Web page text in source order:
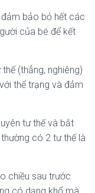
bảo bỏ hết các
của bé để kết
(thẳng, nghiêng)
thể trạng và đảm
tư thế và bắt
có 2 tư thế là
chiều sau trước